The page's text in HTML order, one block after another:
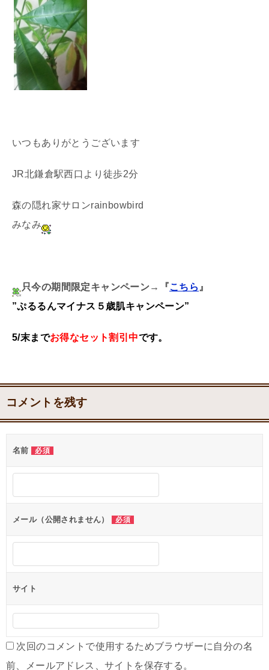
いつもありがとうございます
JR北鎌倉駅西口より徒歩2分
森の隠れ家サロンrainbowbird
みなみ
只今の期間限定キャンペーン→『こちら 』
”ぷるるんマイナス５歳肌キャンペーン”
5/末までお得なセット割引中です。
コメントを残す
名前 必須
メール（公開されません） 必須
サイト
次回のコメントで使用するためブラウザーに自分の名
前、メールアドレス、サイトを保存する。